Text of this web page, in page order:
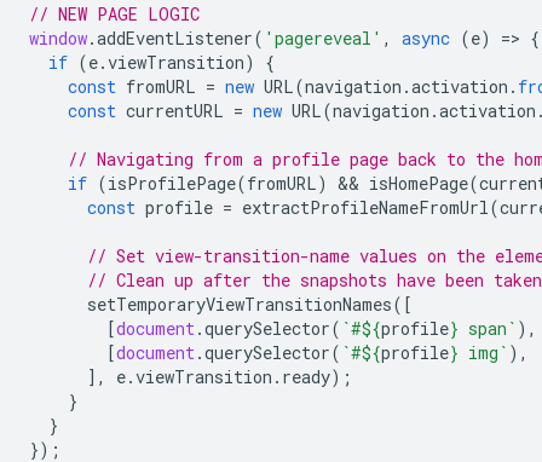
// NEW PAGE LOGIC
window.addEventListener( 'pagereveal' , async (e) => {
if (e.viewTransition)
{
const fromURL = new URL(navigation .activation .
const currentURL = new URL(navigation .activation
// Navigating from a profile page back to the
if (isProfilePage(fromURL) && isHomePage(
const profile = extractProfileNameFromUrl (
// Set view-transition-name values on the
// Clean up after the snapshots have been taken
setTemporaryViewTransitionNames([
[document .querySelector( `#${profile} span` ),
[document .querySelector( `#${profile} img` ),
],
e.viewTransition . ready);
}
}
});